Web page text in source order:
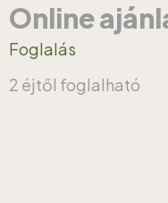
Online
Foglalás
2 éjtől foglalható